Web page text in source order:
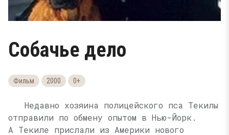
Собачье дело
Фильм 2000 0+
Недавно хозяина полицейского пса Текилы
отправили по обмену опытом в Нью-Йорк.
А Текиле прислали из Америки нового